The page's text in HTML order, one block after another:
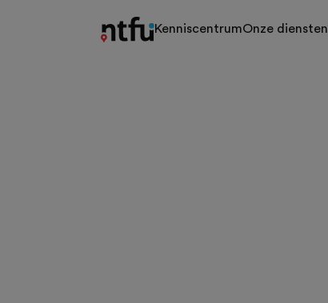
KenniscentrumOnze diensten